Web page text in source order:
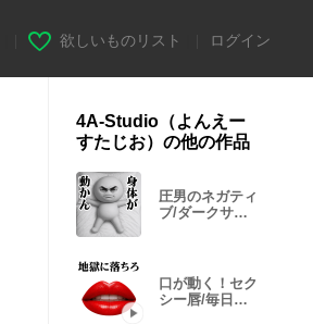
欲しいものリスト ログイン
4A-Studio（よんえー
すたじお）の他の作品
圧男のネガティ
ブ/ダークサイ
口が動く！セク
シー唇/毎日使